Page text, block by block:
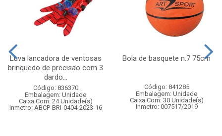
Luva lancadora de ventosas
brinquedo de precisao com 3
dardo...
Código: 836370
Embalagem: Unidade
Caixa Com: 24 Unidade(s)
Inmetro: ABCP-BRI-0404-2023-16
Bola de basquete n.7 75cm
Código: 841285
Embalagem: Unidade
Caixa Com: 30 Unidade(s)
Inmetro: 007517/2019